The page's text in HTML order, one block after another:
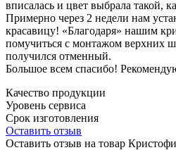
вписалась и цвет выбрала такой,
Примерно через 2 недели нам
красавицу! «Благодаря» нашим
помучиться с монтажом верхних
получился отменный.
Большое всем спасибо!
Качество продукции
Уровень сервиса
Срок изготовления
Оставить отзыв
Оставить отзыв на товар